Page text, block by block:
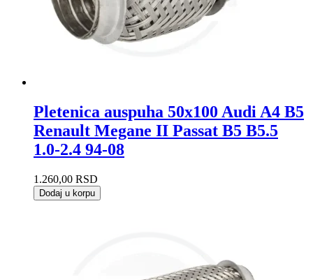
Pletenica auspuha 50x100 Audi A4 B5
Renault Megane II Passat B5 B5.5
1.0-2.4 94-08
1.260,00 RSD
Dodaj u korpu